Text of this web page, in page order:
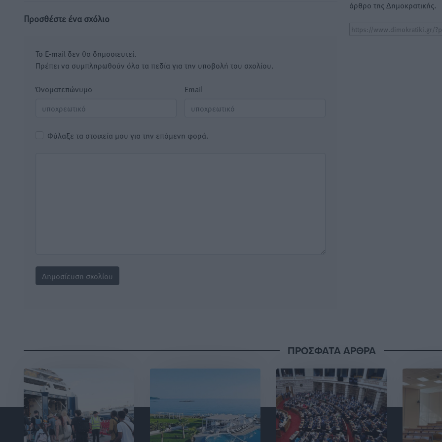
Προσθέστε ένα σχόλιο
Το E-mail δεν θα δημοσιευτεί.
Πρέπει να συμπληρωθούν όλα τα πεδία για την υποβολή του σχολίου.
Όνοματεπώνυμο Email
Φύλαξε τα στοιχεία μου για την επόμενη φορά.
άρθρο της Δημοκρατικής.
ΠΡΟΣΦΑΤΑ ΑΡΘΡΑ